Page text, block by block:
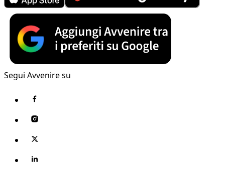
Segui Avvenire su